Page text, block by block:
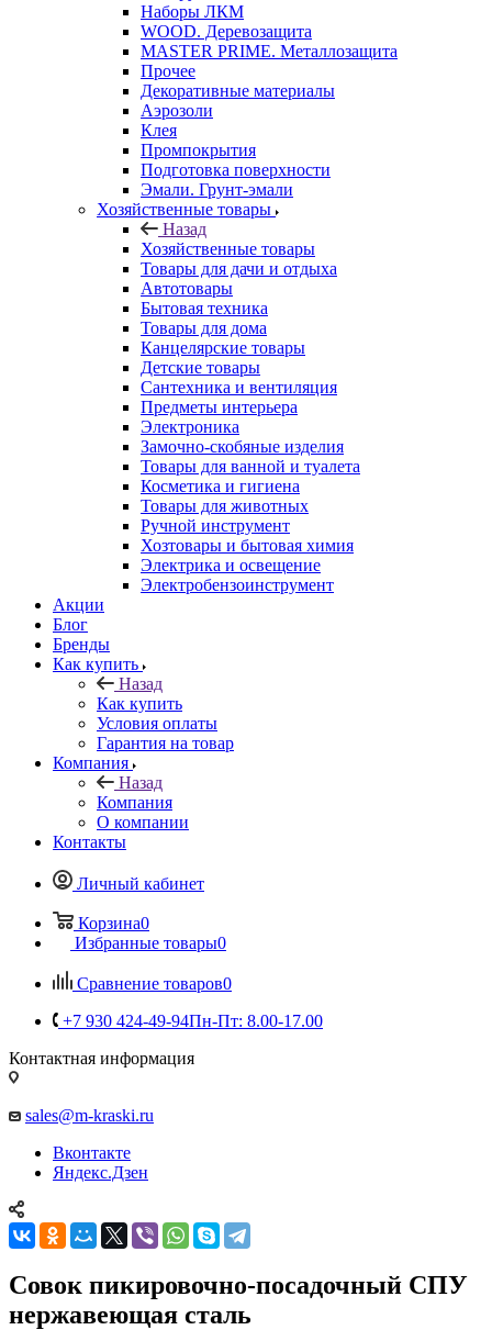
Наборы ЛКМ
WOOD. Деревозащита
MASTER PRIME. Металлозащита
Прочее
Декоративные материалы
Аэрозоли
Клея
Промпокрытия
Подготовка поверхности
Эмали. Грунт-эмали
Хозяйственные товары
Назад
Хозяйственные товары
Товары для дачи и отдыха
Автотовары
Бытовая техника
Товары для дома
Канцелярские товары
Детские товары
Сантехника и вентиляция
Предметы интерьера
Электроника
Замочно-скобяные изделия
Товары для ванной и туалета
Косметика и гигиена
Товары для животных
Ручной инструмент
Хозтовары и бытовая химия
Электрика и освещение
Электробензоинструмент
Акции
Блог
Бренды
Как купить
Назад
Как купить
Условия оплаты
Гарантия на товар
Компания
Назад
Компания
О компании
Контакты
Личный кабинет
Корзина0
Избранные товары0
Сравнение товаров0
+7 930 424-49-94Пн-Пт: 8.00-17.00
Контактная информация
sales@m-kraski.ru
Вконтакте
Яндекс.Дзен
Совок пикировочно-посадочный СПУ
нержавеющая сталь